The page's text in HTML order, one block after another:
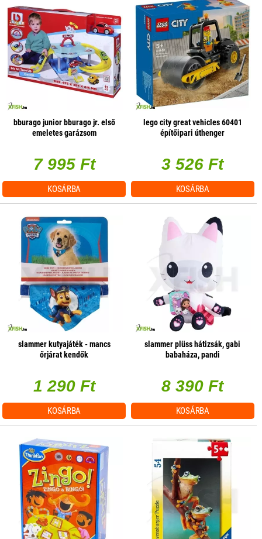
bburago junior bburago jr. első
emeletes garázsom
7 995 Ft
KOSÁRBA
lego city great vehicles 60401
építőipari úthenger
3 526 Ft
KOSÁRBA
slammer kutyajáték - mancs
őrjárat kendők
1 290 Ft
KOSÁRBA
slammer plüss hátizsák, gabi
babaháza, pandi
8 390 Ft
KOSÁRBA